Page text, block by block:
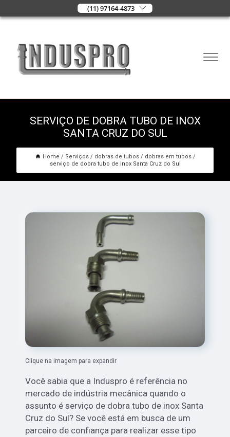
(11) 97164-4873
SERVIÇO DE DOBRA TUBO DE INOX
SANTA CRUZ DO SUL
Home Serviços dobras de tubos
dobras em tubos
serviço de dobra tubo de inox Santa Cruz do Sul
Clique na imagem para expandir
Você sabia que a Induspro é referência no
mercado de indústria mecânica quando o
assunto é serviço de dobra tubo de inox Santa
Cruz do Sul? Se você está em busca de um
parceiro de confiança para realizar esse tipo